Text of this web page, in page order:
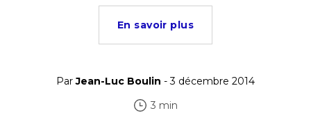
En savoir plus
ParJean-Luc Boulin - 3 décembre 2014
3 min